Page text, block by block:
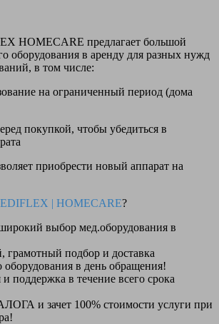
HOMECARE предлагает большой
оборудования в аренду для разных нужд
в том числе:
на ограниченный период (дома
покупкой, чтобы убедиться в
приобрести новый аппарат на
| HOMECARE?
выбор мед.оборудования в
грамотный подбор и доставка
оборудования в день обращения!
и поддержка в течение всего срока
и зачет 100% стоимости услуги при